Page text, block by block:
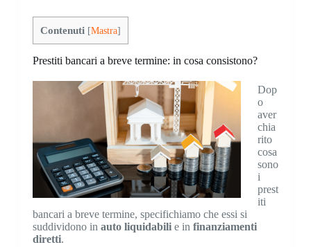
Contenuti [Mastra]
Prestiti bancari a breve termine: in cosa consistono?
Dop
o
aver
chia
rito
cosa
sono
i
prest
iti
bancari a breve termine, specifichiamo che essi si
suddividono in auto liquidabilie in finanziamenti
diretti.